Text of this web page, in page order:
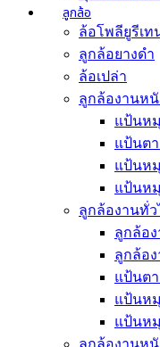
ลูกล้อ
ล้อโพลียูรีเท
ลูกล้อยางดำ
ล้อเปล่า
ลูกล้องานห
แป้นห
แป้นต
แป้นห
แป้นห
ลูกล้องานทั่ว
ลูกล้อง
ลูกล้อง
แป้นต
แป้นห
แป้นห